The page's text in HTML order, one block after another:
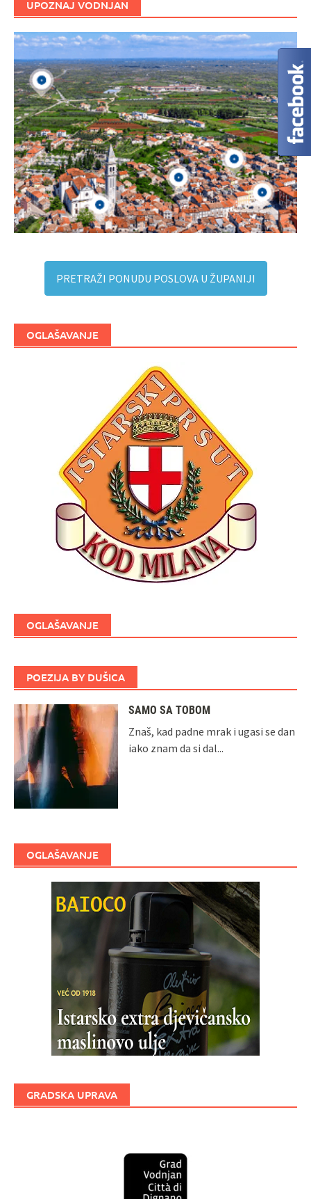
UPOZNAJ VODNJAN
PRETRAŽI PONUDU POSLOVA U ŽUPANIJI
OGLAŠAVANJE
OGLAŠAVANJE
POEZIJA BY DUŠICA
SAMO SA TOBOM
Znaš, kad padne mrak i ugasi se dan
iako znam da si dal...
OGLAŠAVANJE
GRADSKA UPRAVA